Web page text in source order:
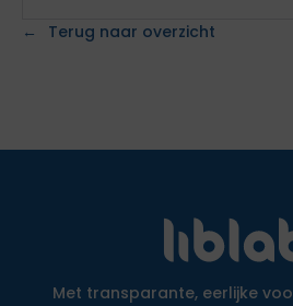
Terug naar overzicht
Met transparante, eerlijke